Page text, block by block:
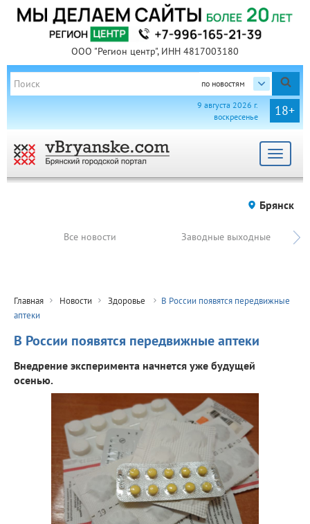
ООО "Регион центр", ИНН 4817003180
по новостям
18+
9 августа 2026 г.
воскресенье
Toggle
Брянск
Все новости Заводные выходные
Главная Новости Здоровье
В России появятся передвижные
аптеки
В России появятся передвижные аптеки
Внедрение эксперимента начнется уже будущей
осенью.